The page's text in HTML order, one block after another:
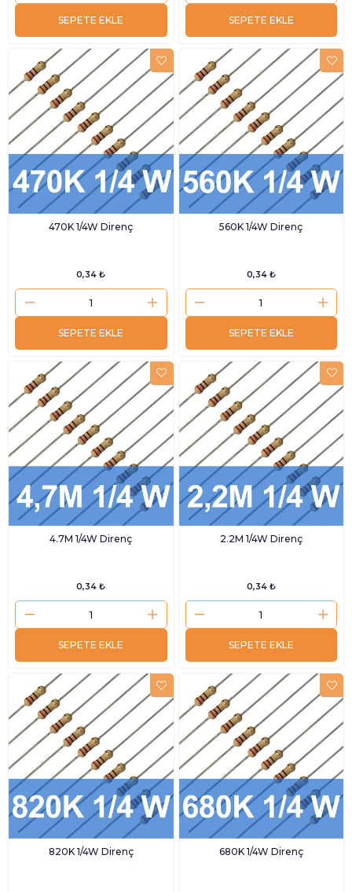
SEPETE EKLE SEPETE EKLE
470K 1/4W Direnç
0,34 ₺
SEPETE EKLE
560K 1/4W Direnç
0,34 ₺
SEPETE EKLE
4.7M 1/4W Direnç
0,34 ₺
SEPETE EKLE
2.2M 1/4W Direnç
0,34 ₺
SEPETE EKLE
820K 1/4W Direnç 680K 1/4W Direnç